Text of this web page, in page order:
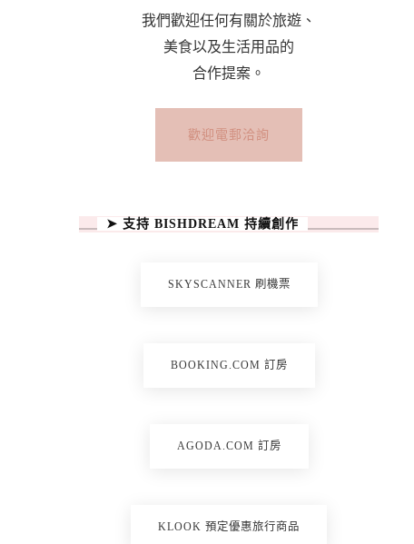
我們歡迎任何有關於旅遊、
美食以及生活用品的
合作提案。
歡迎電郵洽詢
➤ 支持 BISHDREAM 持續創作
SKYSCANNER 刷機票
BOOKING.COM 訂房
AGODA.COM 訂房
KLOOK 預定優惠旅行商品